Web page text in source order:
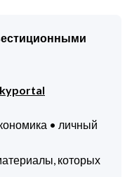
• личный
которых